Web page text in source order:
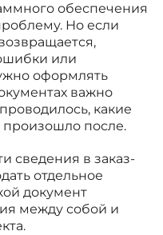
обеспечения
Но если
или
оформлять
важно
какие
после.
сведения в заказ-
отдельное
документ
между собой и